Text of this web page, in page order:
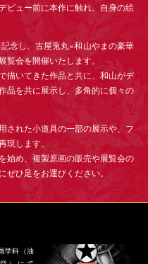
ビュー前に本作に触れ、自身の絵
念し、古屋兎丸×和山やまの豪華
覧会を開催いたします。
描いてきた作品と共に、和山がデ
品を共に展示し、多角的に個々の
された小道具の一部の展示や、フ
現します。
始め、複製原画の販売や展覧会の
ぜひ足をお運びください。
学科（油